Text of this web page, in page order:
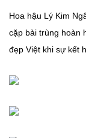
Hoa hậu Lý Kim
cặp bài trùng hoàn
đẹp Việt khi sự kết